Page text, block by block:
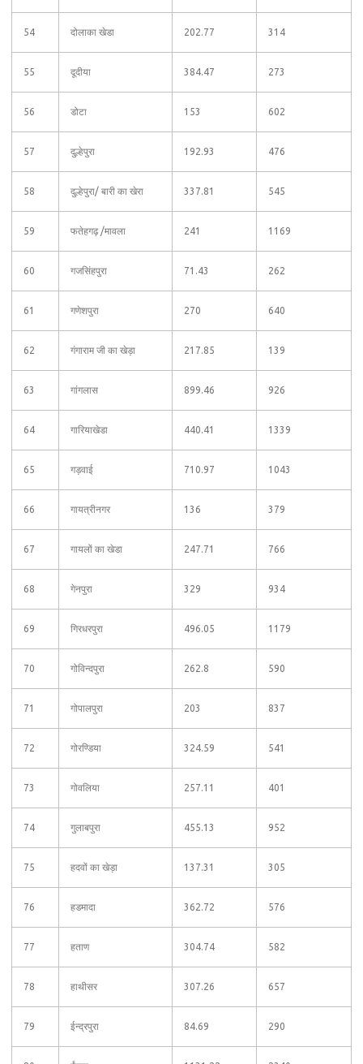
54 दोलाका खेडा 202.77 314
55 दूदीया 384.47 273
56 डोटा 153 602
57 दुल्हेपुरा 192.93 476
58 दुल्हेपुरा/ बारी का खेरा 337.81 545
59 फतेहगढ़ /मावला 241 1169
60 गजसिंहपुरा 71.43 262
61 गणेशपुरा 270 640
62 गंगाराम जी का खेड़ा 217.85 139
63 गांगलास 899.46 926
64 गारियाखेडा 440.41 1339
65 गड़वाई 710.97 1043
66 गायत्रीनगर 136 379
67 गायलों का खेडा 247.71 766
68 गेनपुरा 329 934
69 गिरधरपुरा 496.05 1179
70 गोविन्दपुरा 262.8 590
71 गोपालपुरा 203 837
72 गोरण्डिया 324.59 541
73 गोवलिया 257.11 401
74 गुलाबपुरा 455.13 952
75 हदवों का खेड़ा 137.31 305
76 हडमादा 362.72 576
77 हताण 304.74 582
78 हाथीसर 307.26 657
79 ईन्द्रपुरा 84.69 290